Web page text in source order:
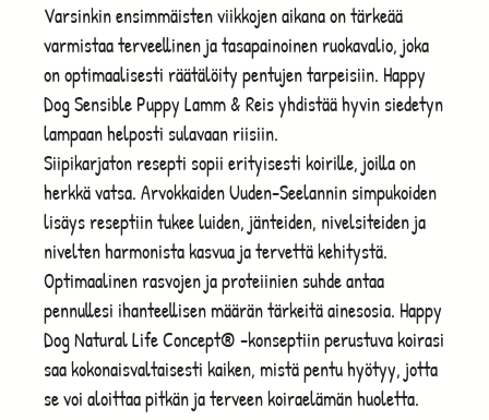
Varsinkin ensimmäisten viikkojen aikana on tärkeää
varmistaa terveellinen ja tasapainoinen ruokavalio, joka
on optimaalisesti räätälöity pentujen tarpeisiin. Happy
Dog Sensible Puppy Lamm & Reis yhdistää hyvin siedetyn
lampaan helposti sulavaan riisiin.
Siipikarjaton resepti sopii erityisesti koirille, joilla on
herkkä vatsa. Arvokkaiden Uuden-Seelannin simpukoiden
lisäys reseptiin tukee luiden, jänteiden, nivelsiteiden ja
nivelten harmonista kasvua ja tervettä kehitystä.
Optimaalinen rasvojen ja proteiinien suhde antaa
pennullesi ihanteellisen määrän tärkeitä ainesosia. Happy
Dog Natural Life Concept® -konseptiin perustuva koirasi
saa kokonaisvaltaisesti kaiken, mistä pentu hyötyy, jotta
se voi aloittaa pitkän ja terveen koiraelämän huoletta.